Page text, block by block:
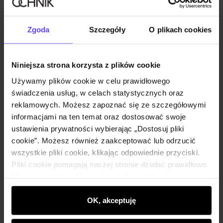
Zgoda Szczegóły O plikach cookies
Niniejsza strona korzysta z plików cookie
Używamy plików cookie w celu prawidłowego
świadczenia usług, w celach statystycznych oraz
reklamowych. Możesz zapoznać się ze szczegółowymi
informacjami na ten temat oraz dostosować swoje
ustawienia prywatności wybierając „Dostosuj pliki
cookie”. Możesz również zaakceptować lub odrzucić
wszystkie pliki cookie, klikając odpowiednie przyciski.
Pliki cookie pomagają naszej stronie działać prawidłowo.
wyświetlać im dopasowane do ich preferencji treści,
rekomendacje oraz komunikaty reklamowe informujące o
najnowszych promocjach w e-sklepie. Informacje o tym,
OK, akceptuję
Czarna kamizelka garniturowa damska oversize
289,90 zł najniższa cena z 30 dni przed obniżką